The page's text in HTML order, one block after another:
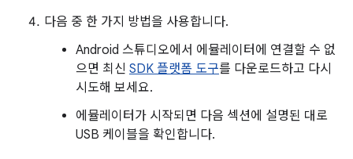
다음 중 한 가지 방법을 사용합니다.
Android 스튜디오에서 에뮬레이터에 연결할 수 없
으면 최신 SDK 플랫폼 도구를 다운로드하고 다시
시도해 보세요.
에뮬레이터가 시작되면 다음 섹션에 설명된 대로
USB 케이블을 확인합니다.